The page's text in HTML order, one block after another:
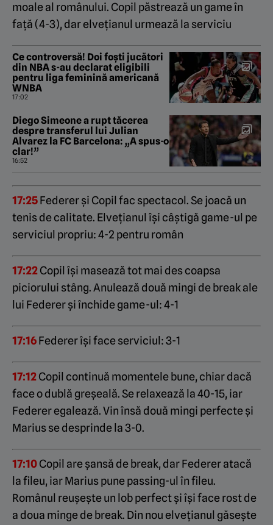
moale al românului. Copil păstrează un game în
față (4-3), dar elvețianul urmează la serviciu
Ce controversă! Doi foști jucători
din NBA s-au declarat eligibili
pentru liga feminină americană
WNBA
17:02
Diego Simeone a rupt tăcerea
despre transferul lui Julian
Alvarez la FC Barcelona: „A spus-o
clar!”
16:52
17:25Federer și Copil fac spectacol. Se joacă un
tenis de calitate. Elvețianul își câștigă game-ul pe
serviciul propriu: 4-2 pentru român
17:22Copil își masează tot mai des coapsa
piciorului stâng. Anulează două mingi de break ale
lui Federer și închide game-ul: 4-1
17:16Federer își face serviciul: 3-1
17:12Copil continuă momentele bune, chiar dacă
face o dublă greșeală. Se relaxează la 40-15, iar
Federer egalează. Vin însă două mingi perfecte și
Marius se desprinde la 3-0.
17:10Copil are șansă de break, dar Federer atacă
la fileu, iar Marius pune passing-ul în fileu.
Românul reușește un lob perfect și își face rost de
a doua minge de break. Din nou elvețianul găsește